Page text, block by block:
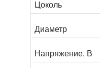
Цоколь
Диаметр
Напряжение, В